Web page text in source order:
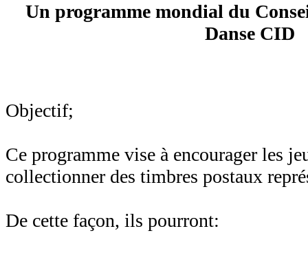
Un programme mondial du
Danse CID
Objectif;
Ce programme vise à encourager les
collectionner des timbres postaux
De cette façon, ils pourront: